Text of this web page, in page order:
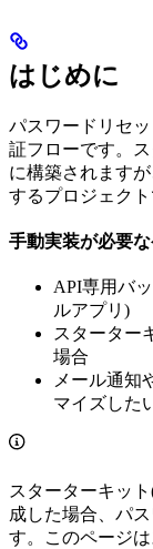
はじめに
パスワードリセ
証フローです。
に構築されます
するプロジェク
手動実装が必要
API専用バ
ルアプリ)
スターター
場合
メール通知
マイズした
スターターキッ
成した場合、パ
す。このページ